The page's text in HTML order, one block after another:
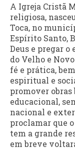
A Igreja Cristã
religiosa,
Toca, no
Espírito Santo,
Deus e pregar
do Velho e
fé e prática,
espiritual e
promover
educacional,
nacional e
proclamar que
tem a grande
em breve